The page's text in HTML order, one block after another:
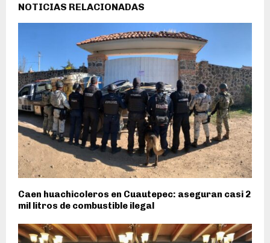
NOTICIAS RELACIONADAS
Caen huachicoleros en Cuautepec: aseguran casi 2
mil litros de combustible ilegal